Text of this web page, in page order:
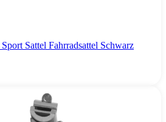
Sattel Fahrradsattel Schwarz